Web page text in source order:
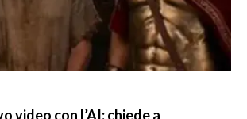
video con l’AI: chiede a